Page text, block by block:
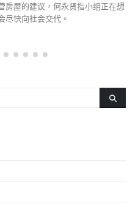
的建议，何永贤指小组正在想
向社会交代。